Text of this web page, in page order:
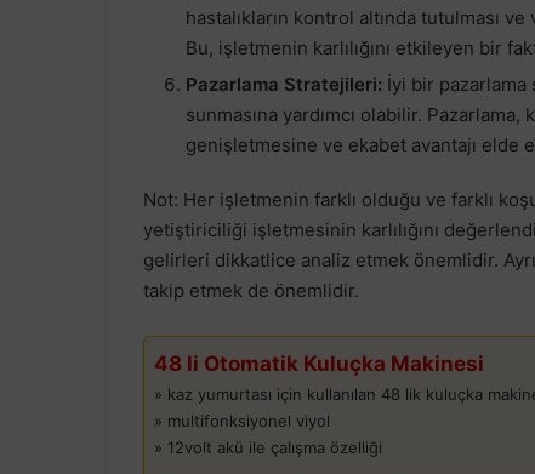
hastalıkların kontrol altında tutulması ve
Bu, işletmenin karlılığını etkileyen bir
Pazarlama Stratejileri: İyi bir
sunmasına yardımcı olabilir.
genişletmesine ve ekabet avantajı elde
Not: Her işletmenin farklı olduğu ve farklı
yetiştiriciliği işletmesinin karlılığını
gelirleri dikkatlice analiz etmek önemlidir.
takip etmek de önemlidir.
48 li Otomatik Kuluçka Makinesi
» kaz yumurtası için kullanılan 48 lik kuluçka
» multifonksiyonel viyol
» 12volt akü ile çalışma özelliği